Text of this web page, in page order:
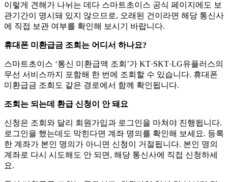
이렇게 견해가 나뉘는 데다 스마트초이스 공식 페이지에도 보
관기간이 명시돼 있지 않으므로, 오래된 건이라면 해당 통신사
에 직접 보관 여부를 확인해 보시기 바랍니다.
휴대폰 미환급금 조회는 어디서 하나요?
스마트초이스 ‘통신 미환급액 조회’가 KT·SKT·LG유플러스의
무선 서비스까지 포함해 한 번에 조회할 수 있습니다. 휴대폰
미환급금 조회도 같은 경로에서 함께 확인됩니다.
조회는 되는데 환급 신청이 안 돼요
신청은 조회와 달리 회원가입과 로그인을 마쳐야 진행됩니다.
로그인을 했는데도 막힌다면 계좌 명의를 확인해 보세요. 등록
한 계좌가 본인 명의가 아니면 신청이 거절됩니다. 본인 명의
계좌로 다시 시도해도 안 되면, 해당 통신사에 직접 신청하세
요.